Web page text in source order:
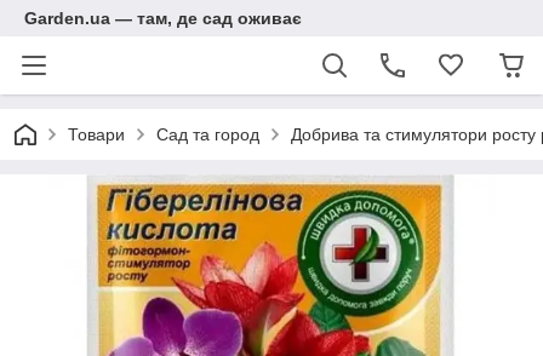
Garden.ua — там, де сад оживає
Товари Сад та город Добрива та стимулятори росту